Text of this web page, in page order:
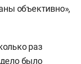
объективно»,
раз
дело было